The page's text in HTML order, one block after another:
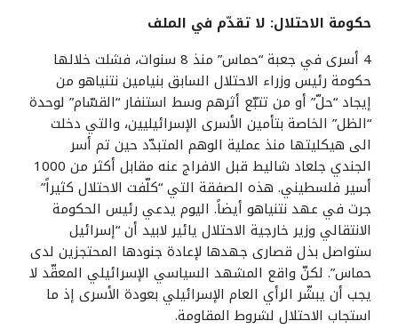
حكومة الاحتلال: لا تقدّم في الملف
4 أسرى في جعبة “حماس” منذ 8 سنوات، فشلت خلالها
حكومة رئيس وزراء الاحتلال السابق بنيامين نتنياهو من
إيجاد “حلّ” أو من تتبّع أثرهم وسط استنفار “القسّام” لوحدة
“الظل” الخاصة بتأمين الأسرى الإسرائيليين، والتي دخلت
الى هيكليتها منذ عملية الوهم المتبدّد حين تم أسر
الجندي جلعاد شاليط قبل الافراج عنه مقابل أكثر من 1000
أسير فلسطيني. هذه الصفقة التي “كلّفت الاحتلال كثيراً”
جرت في عهد نتنياهو أيضاً. اليوم يدعي رئيس الحكومة
الانتقالي وزير خارجية الاحتلال يائير لابيد أن “إسرائيل
ستواصل بذل قصارى جهدها لإعادة جنودها المحتجزين لدى
حماس”. لكنّ واقع المشهد السياسي الإسرائيلي المعقّد لا
يجب أن يبشّر الرأي العام الإسرائيلي بعودة الأسرى إذ ما
استجاب الاحتلال لشروط المقاومة.